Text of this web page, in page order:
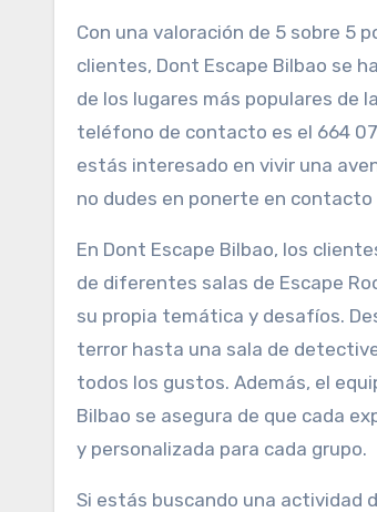
Con una valoración de 5 sobre 5
clientes, Dont Escape Bilbao se
de los lugares más populares de
teléfono de contacto es el 664
estás interesado en vivir una
no dudes en ponerte en contacto
En Dont Escape Bilbao, los
de diferentes salas de Escape
su propia temática y desafíos.
terror hasta una sala de
todos los gustos. Además, el
Bilbao se asegura de que cada
y personalizada para cada grupo.
Si estás buscando una actividad